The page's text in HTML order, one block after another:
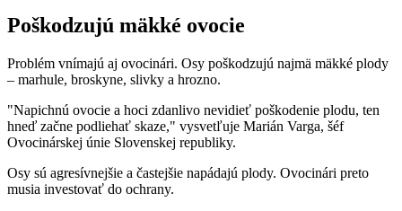
Poškodzujú mäkké ovocie
Problém vnímajú aj ovocinári. Osy poškodzujú najmä mäkké plody
– marhule, broskyne, slivky a hrozno.
"Napichnú ovocie a hoci zdanlivo nevidieť poškodenie plodu, ten
hneď začne podliehať skaze," vysvetľuje Marián Varga, šéf
Ovocinárskej únie Slovenskej republiky.
Osy sú agresívnejšie a častejšie napádajú plody. Ovocinári preto
musia investovať do ochrany.